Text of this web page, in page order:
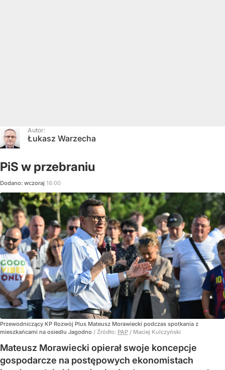
Autor:
Łukasz Warzecha
PiS w przebraniu
Dodano: wczoraj 16:00
Przewodniczący KP Rozwój Plus Mateusz Morawiecki podczas spotkania z
mieszkańcami na osiedlu Jagodno / Źródło: PAP / Maciej Kulczyński
Mateusz Morawiecki opierał swoje koncepcje
gospodarcze na postępowych ekonomistach